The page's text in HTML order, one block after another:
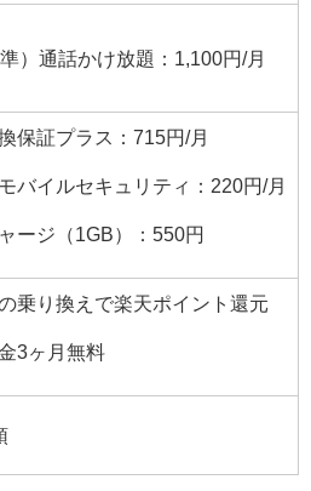
）通話かけ放題：1,100円/月
保証プラス：715円/月
バイルセキュリティ：220円/月
ージ（1GB）：550円
乗り換えで楽天ポイント還元
3ヶ月無料